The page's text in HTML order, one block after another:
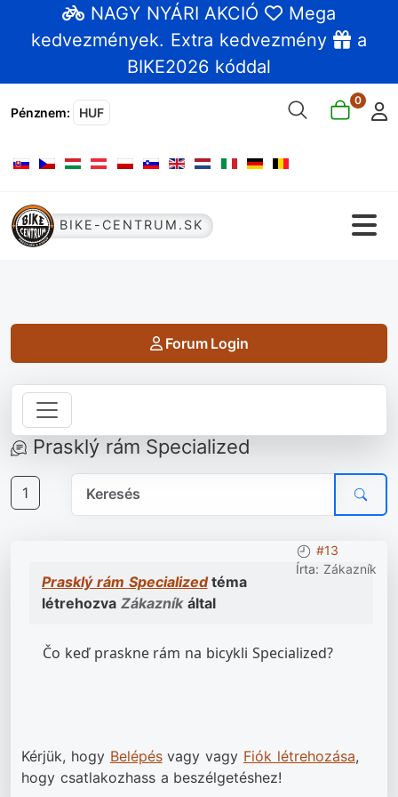
NAGY NYÁRI AKCIÓ
Mega
kedvezmények. Extra kedvezmény
a
BIKE2026 kóddal
Pénznem: HUF
0
Válasszon nyelvet
BIKE-CENTRUM.SK
Forum Login
Prasklý rám Specialized
1
#13
Írta: Zákazník
Prasklý rám Specializedtéma
létrehozva Zákazníkáltal
Čo keď praskne rám na bicykli Specialized?
Kérjük, hogy Belépésvagy vagy Fiók létrehozása,
hogy csatlakozhass a beszélgetéshez!